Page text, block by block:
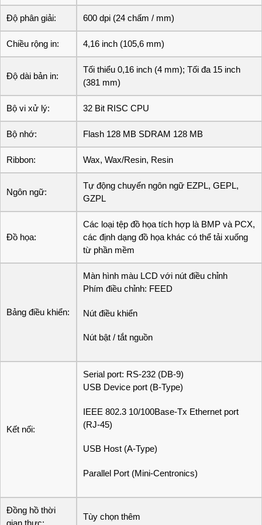
Độ phân giải: 600 dpi (24 chấm / mm)
Chiều rộng in: 4,16 inch (105,6 mm)
Độ dài bản in:
Tối thiểu 0,16 inch (4 mm); Tối đa 15 inch
(381 mm)
Bộ vi xử lý: 32 Bit RISC CPU
Bộ nhớ: Flash 128 MB SDRAM 128 MB
Ribbon: Wax, Wax/Resin, Resin
Ngôn ngữ:
Tự động chuyển ngôn ngữ EZPL, GEPL,
GZPL
Đồ họa:
Các loại tệp đồ họa tích hợp là BMP và PCX,
các định dạng đồ họa khác có thể tải xuống
từ phần mềm
Bảng điều khiển:
Màn hình màu LCD với nút điều chỉnh
Phím điều chỉnh: FEED
Nút điều khiển
Nút bật / tắt nguồn
Kết nối:
Serial port: RS-232 (DB-9)
USB Device port (B-Type)
IEEE 802.3 10/100Base-Tx Ethernet port
(RJ-45)
USB Host (A-Type)
Parallel Port (Mini-Centronics)
Đồng hồ thời
Tùy chọn thêm